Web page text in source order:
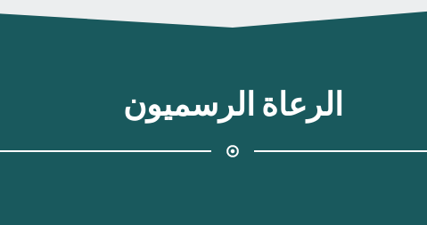
الرعاة الرسميون